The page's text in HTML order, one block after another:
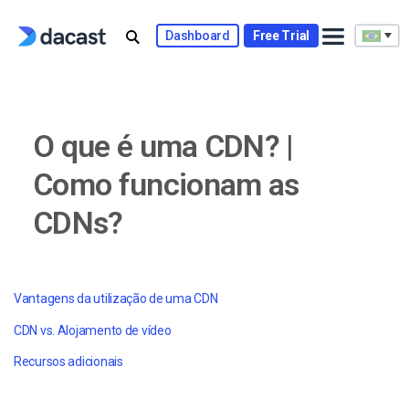
Dashboard Free Trial
O que é uma CDN? |
Como funcionam as
CDNs?
Vantagens da utilização de uma CDN
CDN vs. Alojamento de vídeo
Recursos adicionais